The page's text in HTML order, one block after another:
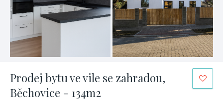
Prodej bytu ve vile se zahradou,
Běchovice - 134m2